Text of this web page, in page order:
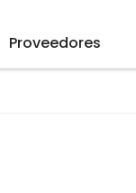
Proveedores